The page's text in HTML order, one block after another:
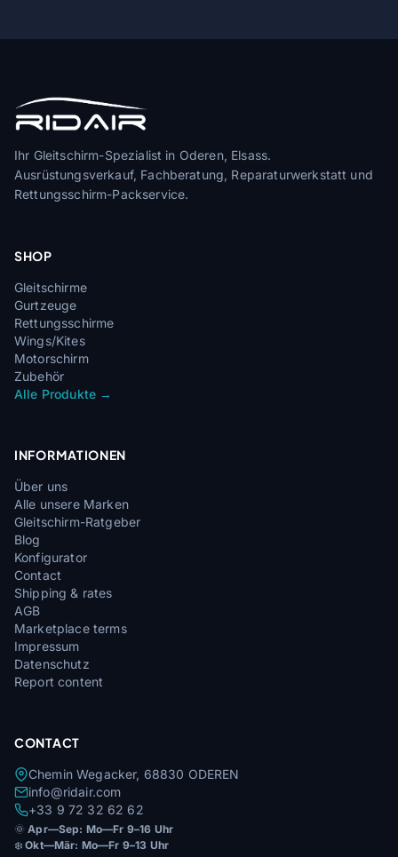
Ihr Gleitschirm-Spezialist in Oderen, Elsass.
Ausrüstungsverkauf, Fachberatung, Reparaturwerkstatt und
Rettungsschirm-Packservice.
SHOP
Gleitschirme
Gurtzeuge
Rettungsschirme
Wings/Kites
Motorschirm
Zubehör
Alle Produkte →
INFORMATIONEN
Über uns
Alle unsere Marken
Gleitschirm-Ratgeber
Blog
Konfigurator
Contact
Shipping & rates
AGB
Marketplace terms
Impressum
Datenschutz
Report content
CONTACT
Chemin Wegacker, 68830 ODEREN
info@ridair.com
+33 9 72 32 62 62
🌞Apr—Sep: Mo—Fr 9–16 Uhr
❄️Okt—Mär: Mo—Fr 9–13 Uhr